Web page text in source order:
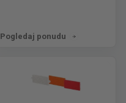
Pogledaj ponudu